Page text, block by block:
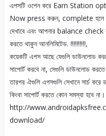
এপসটি ওপেন করে Earn Station
Now press করুন, complete
দেখাবে এবং আপনার balance
করতে থাকুন আনলিমিটেড. !!!!!!!!!!,
কয়েকটি এপস আছে যেগুলি ডাউনলোড
সাপোর্ট করবে না, সেগুলি ডাউনলোড
তারপর ঐগুলি এপসগুলি সেখানে সার্চ
কিংবা সাপোর্ট করতে কোন সমস্যা হবে
http://
download/